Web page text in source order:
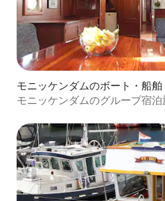
モニッケンダムのボート・船舶
モニッケンダムのグループ宿